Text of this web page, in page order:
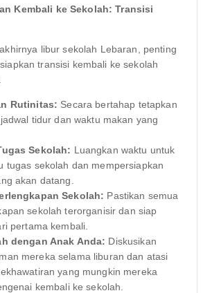
Kembali ke Sekolah: Transisi
libur sekolah Lebaran, penting
transisi kembali ke sekolah
Rutinitas: Secara bertahap tetapkan
tidur dan waktu makan yang
Sekolah: Luangkan waktu untuk
tugas sekolah dan mempersiapkan
akan datang.
Sekolah: Pastikan semua
sekolah terorganisir dan siap
pertama kembali.
dengan Anak Anda: Diskusikan
mereka selama liburan dan atasi
yang mungkin mereka
kembali ke sekolah.